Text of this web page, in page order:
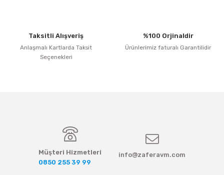
Taksitli Alışveriş
Anlaşmalı Kartlarda Taksit
Seçenekleri
%100 Orjinaldir
Ürünlerimiz faturalı Garantilidir
Müşteri Hizmetleri
0850 255 39 99
info@zaferavm.com